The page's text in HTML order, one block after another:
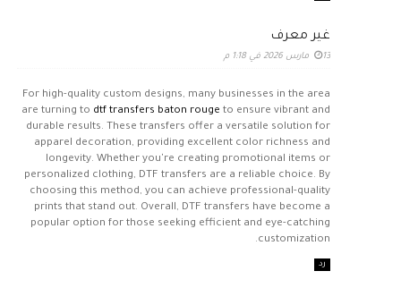
غير معرف
13 مارس 2026 في 1:18 م
For high-quality custom designs, many businesses in the area
are turning to dtf transfers baton rouge to ensure vibrant and
durable results. These transfers offer a versatile solution for
apparel decoration, providing excellent color richness and
longevity. Whether you're creating promotional items or
personalized clothing, DTF transfers are a reliable choice. By
choosing this method, you can achieve professional-quality
prints that stand out. Overall, DTF transfers have become a
popular option for those seeking efficient and eye-catching
customization.
رد